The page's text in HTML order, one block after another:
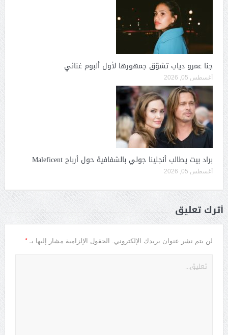
جنا عمرو دياب تشوّق جمهورها لأول ألبوم غنائي
أغسطس 05, 2026
براد بيت يطالب أنجلينا جولي بالشفافية حول أرباح Maleficent
أغسطس 05, 2026
أترك تعليق
لن يتم نشر عنوان بريدك الإلكتروني. الحقول الإلزامية مشار إليها بـ *